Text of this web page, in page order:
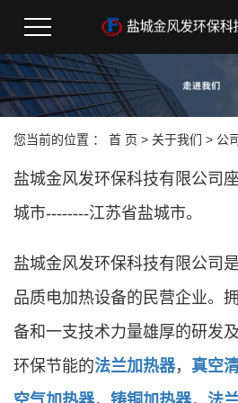
您当前的位置 ： 首 页 > 关于我们 > 公
盐城金风发环保科技有限公司
城市--------江苏省盐城市。
盐城金风发环保科技有限公司
品质电加热设备的民营企业。
备和一支技术力量雄厚的研发
环保节能的法兰加热器， 真空